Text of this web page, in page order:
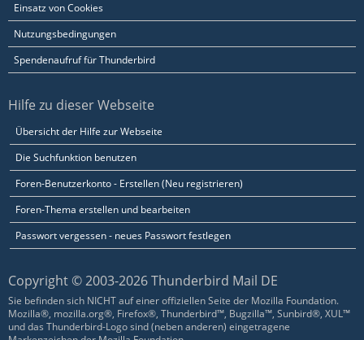
Einsatz von Cookies
Nutzungsbedingungen
Spendenaufruf für Thunderbird
Hilfe zu dieser Webseite
Übersicht der Hilfe zur Webseite
Die Suchfunktion benutzen
Foren-Benutzerkonto - Erstellen (Neu registrieren)
Foren-Thema erstellen und bearbeiten
Passwort vergessen - neues Passwort festlegen
Copyright © 2003-2026 Thunderbird Mail DE
Sie befinden sich NICHT auf einer offiziellen Seite der Mozilla Foundation.
Mozilla®, mozilla.org®, Firefox®, Thunderbird™, Bugzilla™, Sunbird®, XUL™
und das Thunderbird-Logo sind (neben anderen) eingetragene